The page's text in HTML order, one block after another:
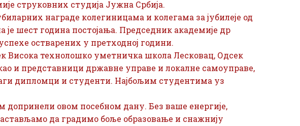
струковних студија Јужна Србија.
награде колегиницама и колегама за јубилеје од
је шест година постојања. Председник академије др
остварених у претходној години.
Висока технолошко уметничка школа Лесковац, Одсек
и представници државне управе и локалне самоуправе,
дипломци и студенти. Најбољим студентима уз
овом посебном дану. Без ваше енергије,
да градимо боље образовање и снажнију